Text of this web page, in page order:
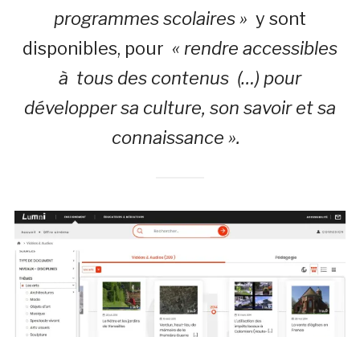
programmes scolaires » y sont
disponibles, pour « rendre accessibles
à tous des contenus (…) pour
développer sa culture, son savoir et sa
connaissance ».